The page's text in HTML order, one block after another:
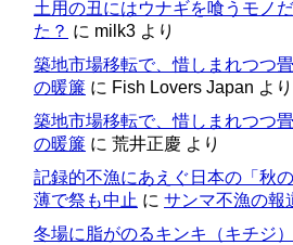
土用の丑にはウナギを喰うモノ
た？ に milk3 より
築地市場移転で、惜しまれつつ
の暖簾 に Fish Lovers Japan より
築地市場移転で、惜しまれつつ
の暖簾 に 荒井正慶 より
記録的不漁にあえぐ日本の「秋
薄で祭も中止 に サンマ不漁の報
冬場に脂がのるキンキ（キチジ